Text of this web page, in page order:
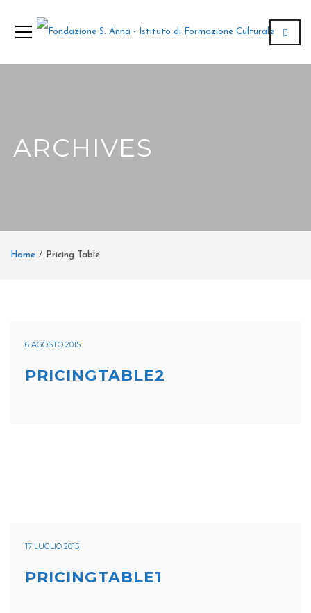
ARCHIVES
Home Pricing Table
6 AGOSTO 2015
PRICINGTABLE2
17 LUGLIO 2015
PRICINGTABLE1